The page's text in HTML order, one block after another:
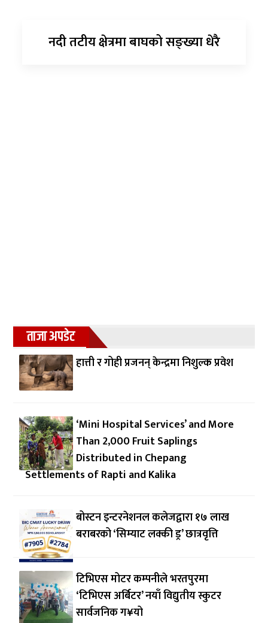
नदी तटीय क्षेत्रमा बाघको सङ्ख्या धेरै
ताजा अपडेट
हात्ती र गोही प्रजनन् केन्द्रमा निशुल्क प्रवेश
‘Mini Hospital Services’ and More
Than 2,000 Fruit Saplings
Distributed in Chepang
Settlements of Rapti and Kalika
बोस्टन इन्टरनेशनल कलेजद्वारा १७ लाख
बराबरको ‘सिम्याट लक्की ड्र’ छात्रवृत्ति
टिभिएस मोटर कम्पनीले भरतपुरमा
‘टिभिएस अर्बिटर’ नयाँ विद्युतीय स्कुटर
सार्वजनिक ग¥यो